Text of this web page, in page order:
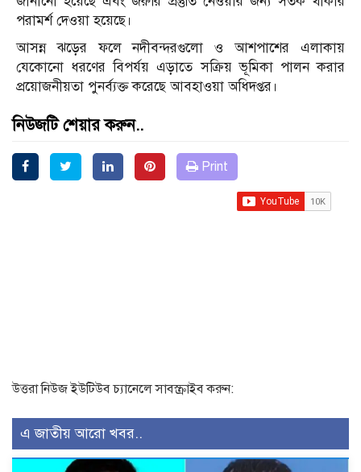
পরামর্শ দেওয়া হয়েছে।
আসন্ন ঝড়ের ফলে নদীবন্দরগুলো ও আশপাশের এলাকায়
যেকোনো ধরণের বিপর্যয় এড়াতে সক্রিয় ভূমিকা পালন করার
প্রয়োজনীয়তা পুনর্ব্যক্ত করেছে আবহাওয়া অধিদপ্তর।
নিউজটি শেয়ার করুন..
Print
উত্তরা নিউজ ইউটিউব চ্যানেলে সাবস্ক্রাইব করুন:
এ জাতীয় আরো খবর..